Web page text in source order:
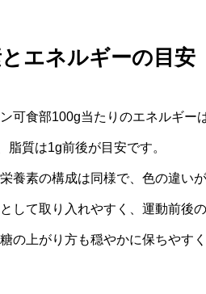
エネルギーの目安
可食部100g当たりのエネルギ
脂質は1g前後が目安です。
養素の構成は同様で、色の違い
して取り入れやすく、運動前後
の上がり方も穏やかに保ちやすく